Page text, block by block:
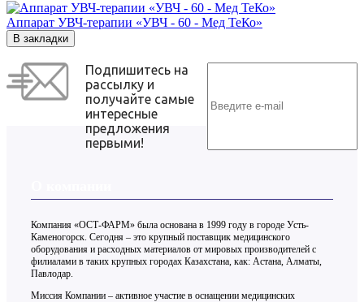
Аппарат УВЧ-терапии «УВЧ - 60 - Мед ТеКо»
В закладки
Подпишитесь на
рассылку и
получайте самые
интересные
предложения
первыми!
Компания «ОСТ-ФАРМ» была основана в 1999 году в городе Усть-
Каменогорск. Сегодня – это крупный поставщик медицинского
оборудования и расходных материалов от мировых производителей с
филиалами в таких крупных городах Казахстана, как: Астана, Алматы,
Павлодар.
Миссия Компании – активное участие в оснащении медицинских